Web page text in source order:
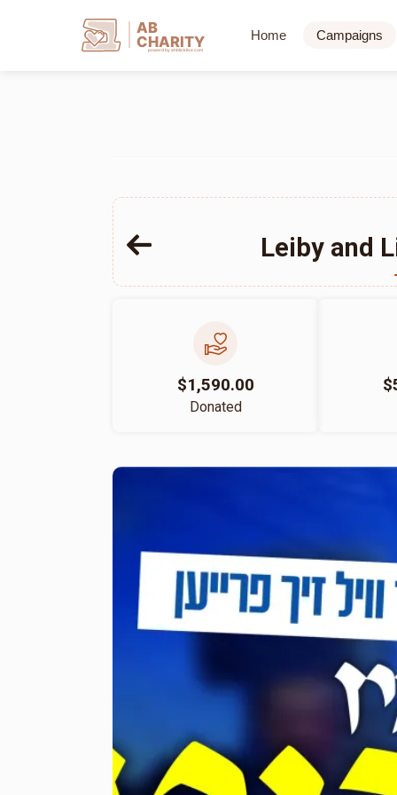
AB
CHARITY
powerd by ahblicklive.com
Home Campaigns
Leiby and
$1,590.00
Donated